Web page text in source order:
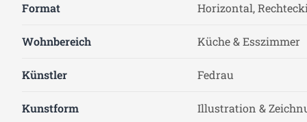
Format Horizontal,
Wohnbereich Küche & Esszimmer
Künstler Fedrau
Kunstform Illustration &